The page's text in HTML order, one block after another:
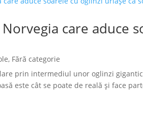
care aduce
, Fără categorie
prin intermediul unor oglinzi
este cât se poate de reală și face